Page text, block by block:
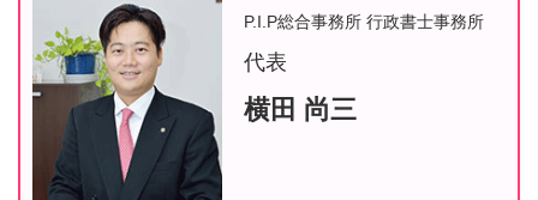
P.I.P総合事務所 行政書士事務所
代表
横田 尚三